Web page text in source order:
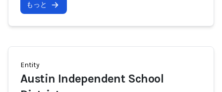
もっと
Entity
Austin Independent School